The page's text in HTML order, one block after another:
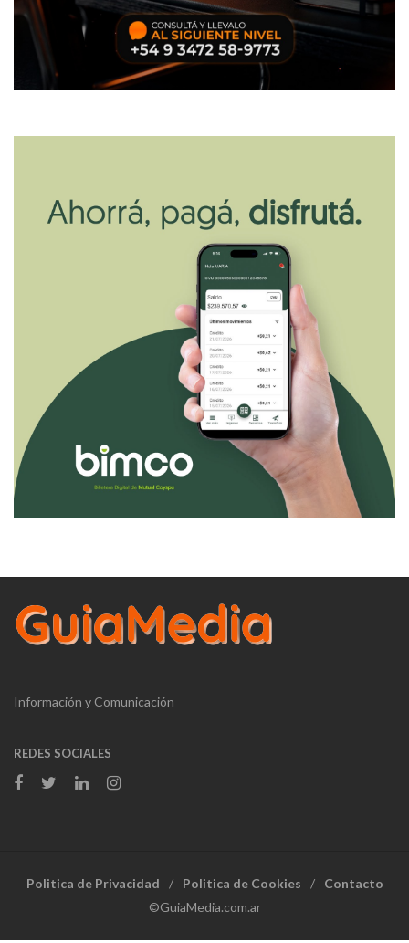
Información y Comunicación
REDES SOCIALES
Politica de Privacidad Politica de Cookies
Contacto
©GuiaMedia.com.ar